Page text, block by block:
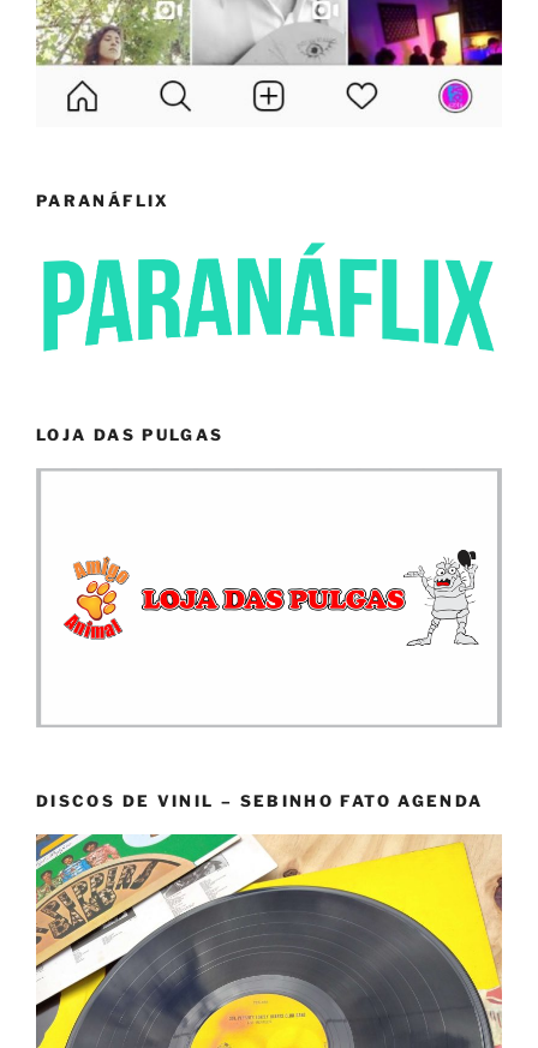
PARANÁFLIX
LOJA DAS PULGAS
DISCOS DE VINIL – SEBINHO FATO AGENDA